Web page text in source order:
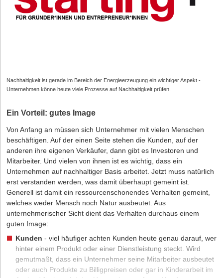
Nachhaltigkeit ist gerade im Bereich der Energieerzeugung ein wichtiger Aspekt -
Unternehmen könne heute viele Prozesse auf Nachhaltigkeit prüfen.
Ein Vorteil: gutes Image
Von Anfang an müssen sich Unternehmer mit vielen Menschen
beschäftigen. Auf der einen Seite stehen die Kunden, auf der
anderen ihre eigenen Verkäufer, dann gibt es Investoren und
Mitarbeiter. Und vielen von ihnen ist es wichtig, dass ein
Unternehmen auf nachhaltiger Basis arbeitet. Jetzt muss natürlich
erst verstanden werden, was damit überhaupt gemeint ist.
Generell ist damit ein ressourcenschonendes Verhalten gemeint
welches weder Mensch noch Natur ausbeutet. Aus
unternehmerischer Sicht dient das Verhalten durchaus einem
guten Image:
Kunden - viel häufiger achten Kunden heute genau darauf, wer
hinter einem Produkt oder einer Dienstleistung steckt. Wird
gemutmaßt, dass ein Unternehmer seine Mitarbeiter ausbeutet
oder auch Produkte zu Billigpreisen oder gar in Kinderarbeit im